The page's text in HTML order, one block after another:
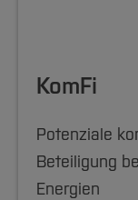
KomFi
Potenziale
Beteiligung
Energien